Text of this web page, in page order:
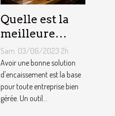
Quelle est la
meilleure
solution
d'encaissement
pour votre
entreprise ?
Sam. 03/06/2023 2h
Avoir une bonne solution
d'encaissement est la base
pour toute entreprise bien
gérée. Un outil...